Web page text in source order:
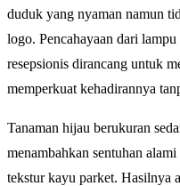
duduk yang nyaman namun
logo. Pencahayaan dari
resepsionis dirancang untuk
memperkuat kehadirannya
Tanaman hijau berukuran
menambahkan sentuhan
tekstur kayu parket. Hasilnya